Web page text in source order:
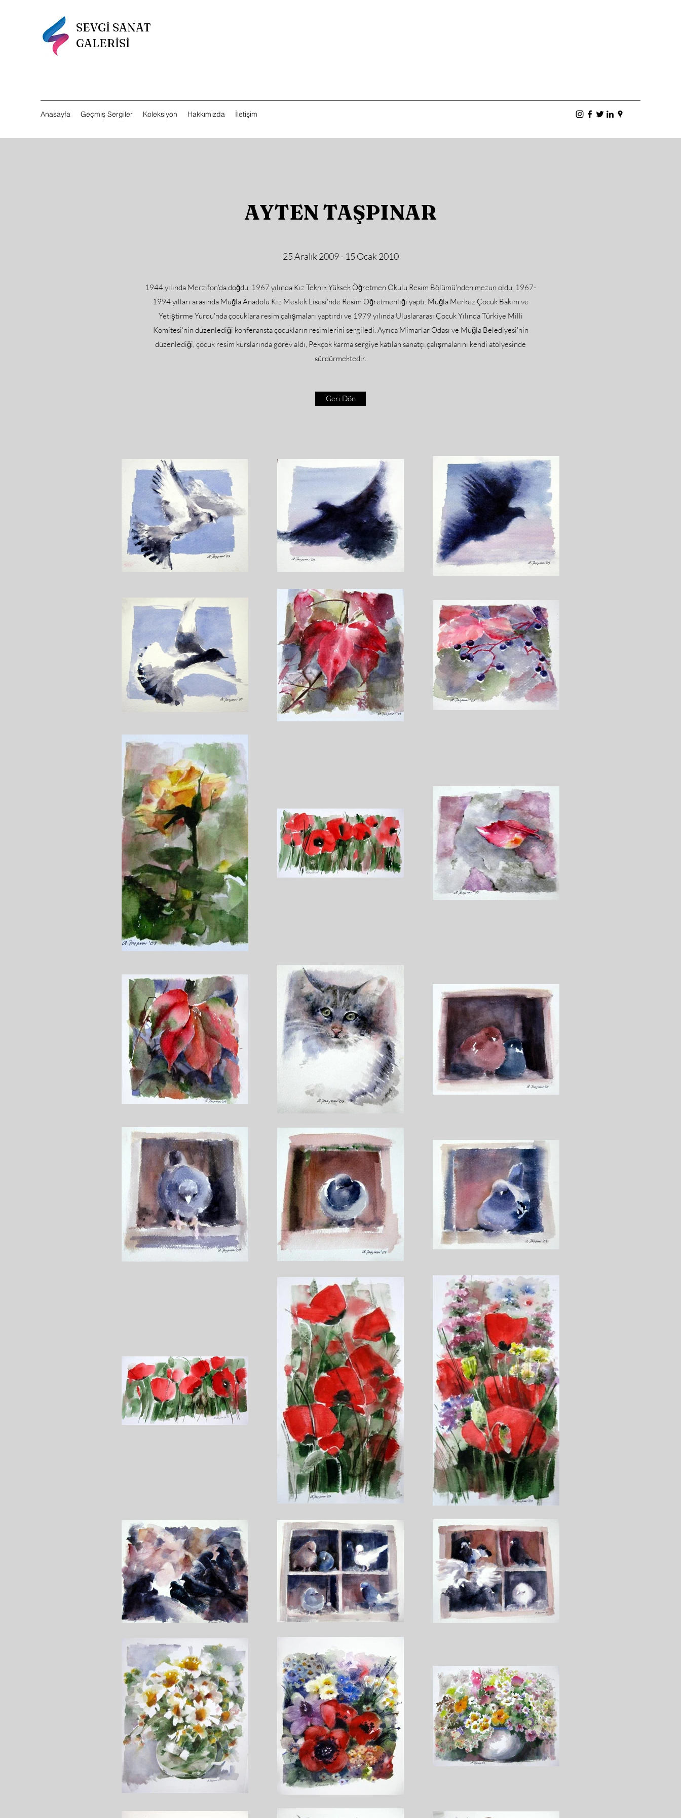
SEVGİ SANAT
GALERİSİ
Anasayfa Geçmiş Sergiler Koleksiyon Hakkımızda İletişim
AYTEN TAŞPINAR
25 Aralık 2009 - 15 Ocak 2010
1944 yılında Merzifon'da doğdu. 1967 yılında Kız Teknik Yüksek Öğretmen Okulu Resim Bölümü'nden mezun oldu. 1967-
1994 yılları arasında Muğla Anadolu Kız Meslek Lisesi'nde Resim Öğretmenliği yaptı. Muğla Merkez Çocuk Bakım ve
Yetiştirme Yurdu'nda çocuklara resim çalışmaları yaptırdı ve 1979 yılında Uluslararası Çocuk Yılında Türkiye Milli
Komitesi'nin düzenlediği konferansta çocukların resimlerini sergiledi. Ayrıca Mimarlar Odası ve Muğla Belediyesi'nin
düzenlediği, çocuk resim kurslarında görev aldı, Pekçok karma sergiye katılan sanatçı,çalışmalarını kendi atölyesinde
sürdürmektedir.
Geri Dön